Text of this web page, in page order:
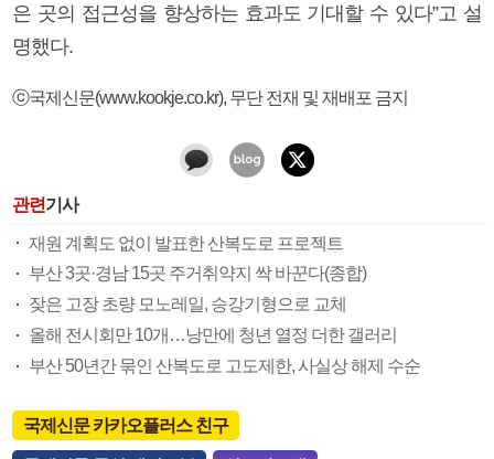
은 곳의 접근성을 향상하는 효과도 기대할 수 있다”고 설
명했다.
ⓒ국제신문(www.kookje.co.kr), 무단 전재 및 재배포 금지
관련기사
재원 계획도 없이 발표한 산복도로 프로젝트
부산 3곳·경남 15곳 주거취약지 싹 바꾼다(종합)
잦은 고장 초량 모노레일, 승강기형으로 교체
올해 전시회만 10개…낭만에 청년 열정 더한 갤러리
부산 50년간 묶인 산복도로 고도제한, 사실상 해제 수순
국제신문 카카오플러스 친구